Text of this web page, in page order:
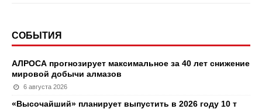
СОБЫТИЯ
АЛРОСА прогнозирует максимальное за 40 лет снижение
мировой добычи алмазов
6 августа 2026
«Высочайший» планирует выпустить в 2026 году 10 т